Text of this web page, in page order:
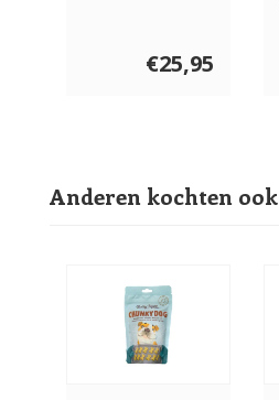
€25,95
Anderen kochten ook